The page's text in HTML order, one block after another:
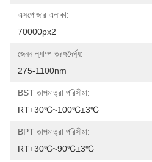
এক্সপোজার এলাকা:
70000px2
জেনন ল্যাম্প তরঙ্গদৈর্ঘ্য:
275-1100nm
BST তাপমাত্রা পরিসীমা:
RT+30℃~100℃±3℃
BPT তাপমাত্রা পরিসীমা:
RT+30℃~90℃±3℃